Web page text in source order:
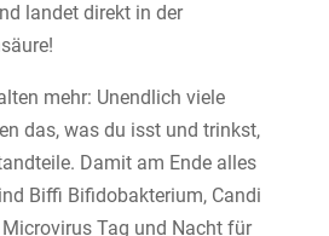
landet direkt in der
mehr: Unendlich viele
das, was du isst und trinkst,
Damit am Ende alles
Biffi Bifidobakterium, Candi
Tag und Nacht für